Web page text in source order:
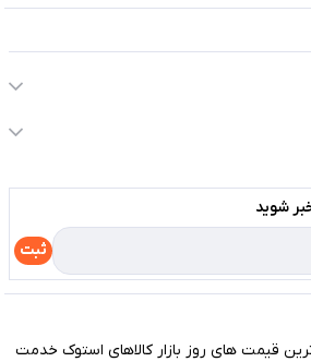
شوید
ثبت
قیمت های روز بازار کالاهای استوک خدمت